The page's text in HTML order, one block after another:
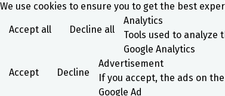
We use cookies to ensure you to get the best
Accept all Decline all
Analytics
Tools used to
Google Analytics
Accept Decline
Advertisement
If you accept, the ads on
Google Ad